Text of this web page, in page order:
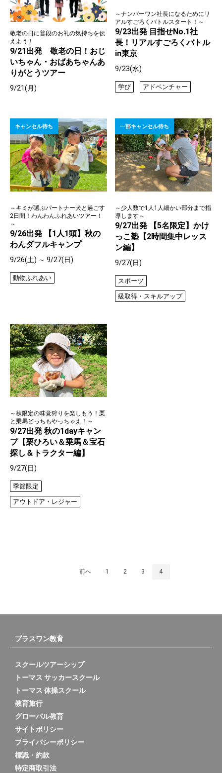
敬老の日に普段のお礼の気持ちを伝
えよう！
9/21出発 敬老の日！おじ
いちゃん・おばあちゃんあ
りがとうツアー
9/21(月)
～ナンバーワン社長になるためにリ
アルすごろくバトルスタート！～
9/23出発 目指せNo.1社
長！リアルすごろくバトル
in東京
9/23(水)
学び アドベンチャー
キャンセル待ち
～キミが選ぶパートナー犬と過ごす
2日間！わんわんふれあいツアー！
～
9/26出発 【1人1頭】秋の
わんダフルキャンプ
9/26(土) ～ 9/27(日)
動物ふれあい
一部キャンセル待ち
～少人数で1人1人細かい部分まで指
導します～
9/27出発 【5名限定】かけ
っこ塾【2時間集中レッス
ン編】
9/27(日)
スポーツ
級取得・スキルアップ
～秋限定の味覚狩りを楽しもう！栗
と乗馬どっちもやっちゃえ！～
9/27出発 秋の1dayキャン
プ【栗ひろい＆乗馬＆宝石
探し＆トラクター編】
9/27(日)
季節限定
アウトドア・レジャー
前へ 1 2 3 4
プラスワン教育
スクールツアーシップ
トーマス サッカースクール
トーマス 体操スクール
教育旅行
グローバル教育
サイトポリシー
プライバシーポリシー
標識・約款
特定商取引法